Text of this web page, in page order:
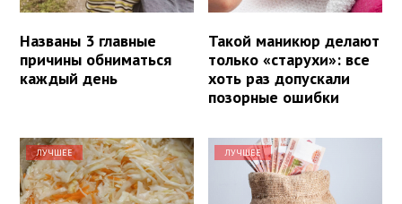
Названы 3 главные
причины обниматься
каждый день
Такой маникюр делают
только «старухи»: все
хоть раз допускали
позорные ошибки
ЛУЧШЕЕ ЛУЧШЕЕ